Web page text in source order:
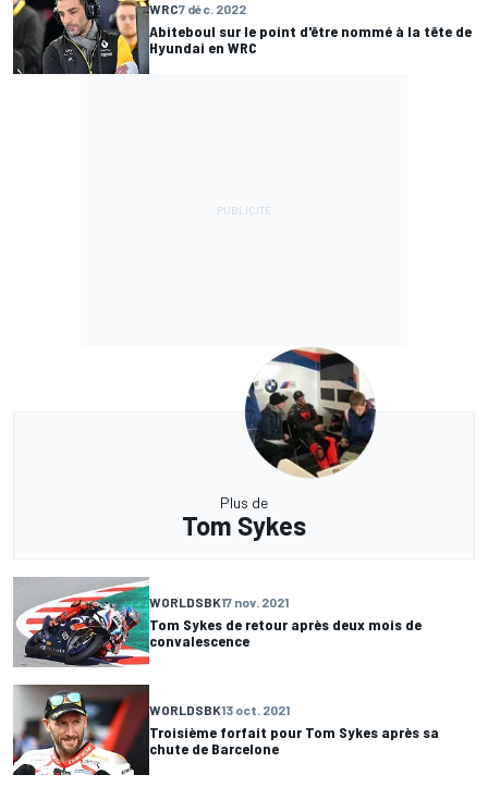
WRC7 déc. 2022
Abiteboul sur le point d'être nommé à la tête de
Hyundai en WRC
Plus de
Tom Sykes
WORLDSBK17 nov. 2021
Tom Sykes de retour après deux mois de
convalescence
WORLDSBK13 oct. 2021
Troisième forfait pour Tom Sykes après sa
chute de Barcelone